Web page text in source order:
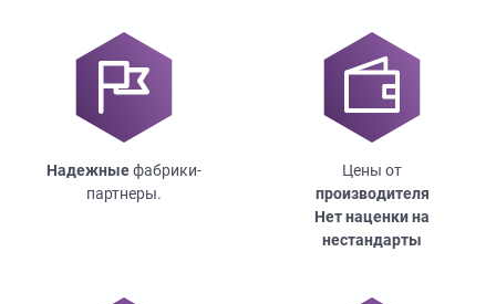
Надежныефабрики-
партнеры.
Цены от
производителя
Нет наценки на
нестандарты